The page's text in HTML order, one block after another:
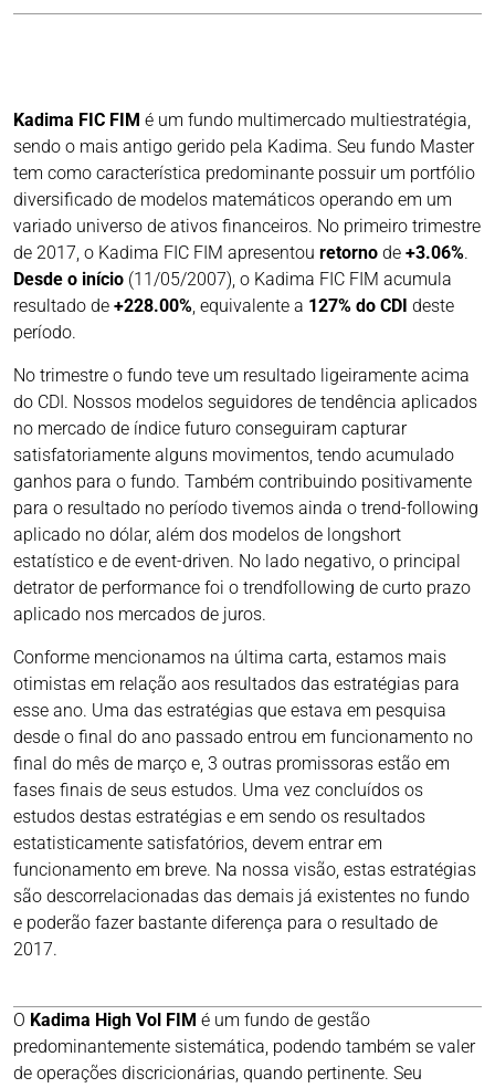
Kadima FIC FIM é um fundo multimercado multiestratégia,
sendo o mais antigo gerido pela Kadima. Seu fundo Master
tem como característica predominante possuir um portfólio
diversificado de modelos matemáticos operando em um
variado universo de ativos financeiros. No primeiro trimestre
de 2017, o Kadima FIC FIM apresentou retorno de +3.06%.
Desde o início (11/05/2007), o Kadima FIC FIM acumula
resultado de +228.00%, equivalente a 127% do CDI deste
período.
No trimestre o fundo teve um resultado ligeiramente acima
do CDI. Nossos modelos seguidores de tendência aplicados
no mercado de índice futuro conseguiram capturar
satisfatoriamente alguns movimentos, tendo acumulado
ganhos para o fundo. Também contribuindo positivamente
para o resultado no período tivemos ainda o trend-following
aplicado no dólar, além dos modelos de longshort
estatístico e de event-driven. No lado negativo, o principal
detrator de performance foi o trendfollowing de curto prazo
aplicado nos mercados de juros.
Conforme mencionamos na última carta, estamos mais
otimistas em relação aos resultados das estratégias para
esse ano. Uma das estratégias que estava em pesquisa
desde o final do ano passado entrou em funcionamento no
final do mês de março e, 3 outras promissoras estão em
fases finais de seus estudos. Uma vez concluídos os
estudos destas estratégias e em sendo os resultados
estatisticamente satisfatórios, devem entrar em
funcionamento em breve. Na nossa visão, estas estratégias
são descorrelacionadas das demais já existentes no fundo
e poderão fazer bastante diferença para o resultado de
2017.
O Kadima High Vol FIM é um fundo de gestão
predominantemente sistemática, podendo também se valer
de operações discricionárias, quando pertinente. Seu